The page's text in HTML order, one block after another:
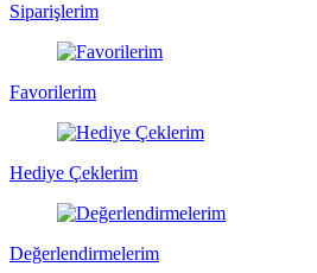
Siparişlerim
Favorilerim
Hediye Çeklerim
Değerlendirmelerim